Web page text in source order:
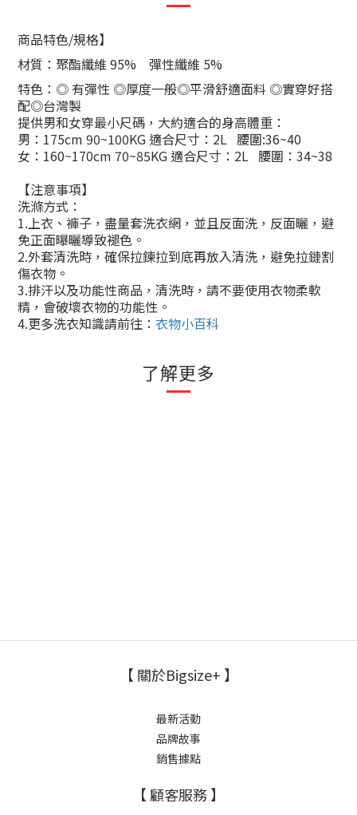
商品特色/規格】
材質：聚酯纖維 95% 彈性纖維 5%
特色： ◎ 有彈性 ◎厚度一般◎平滑舒適面料 ◎實穿好搭
配◎台灣製
提供男和女穿最小尺碼，大約適合的身高體重：
男： 175cm 90~100KG 適合尺寸： 2L 腰圍:36~40
女： 160~170cm 70~85KG 適合尺寸： 2L 腰圍： 34~38
【注意事項】
洗滌方式：
1.上衣、褲子，盡量套洗衣網，並且反面洗，反面曬，避
免正面曝曬導致褪色。
2.外套清洗時，確保拉鍊拉到底再放入清洗，避免拉鏈割
傷衣物。
3.排汗以及功能性商品，清洗時，請不要使用衣物柔軟
精，會破壞衣物的功能性。
4.更多洗衣知識請前往： 衣物小百科
了解更多
【 關於Bigsize+ 】
最新活動
品牌故事
銷售據點
【 顧客服務 】